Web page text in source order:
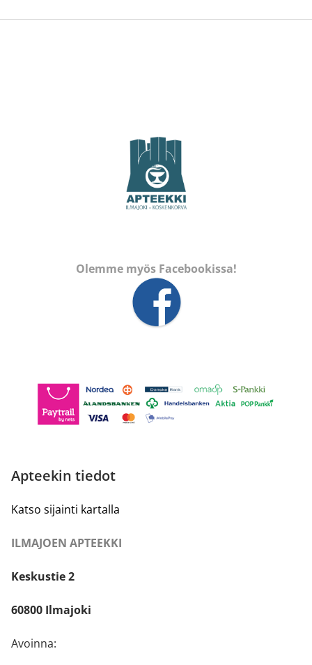
Olemme myös Facebookissa!
Apteekin tiedot
Katso sijainti kartalla
ILMAJOEN APTEEKKI
Keskustie 2
60800 Ilmajoki
Avoinna: